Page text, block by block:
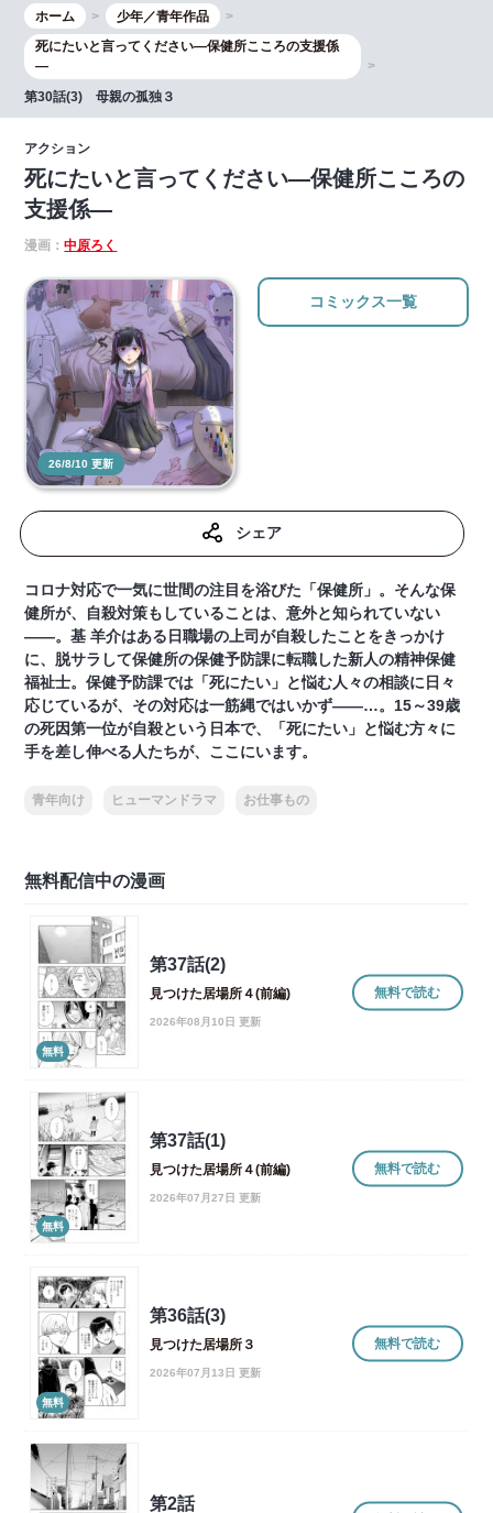
ホーム
少年／青年作品
死にたいと言ってください―保健所こころの支援係
―
第30話(3) 母親の孤独３
アクション
死にたいと言ってください―保健所こころの
支援係―
漫画：中原ろく
26/8/10 更新
コミックス一覧
シェア
コロナ対応で一気に世間の注目を浴びた「保健所」。そんな保
健所が、自殺対策もしていることは、意外と知られていない
――。基 羊介はある日職場の上司が自殺したことをきっかけ
に、脱サラして保健所の保健予防課に転職した新人の精神保健
福祉士。保健予防課では「死にたい」と悩む人々の相談に日々
応じているが、その対応は一筋縄ではいかず――…。15～39歳
の死因第一位が自殺という日本で、「死にたい」と悩む方々に
手を差し伸べる人たちが、ここにいます。
青年向け ヒューマンドラマ お仕事もの
無料配信中の漫画
無料
第37話(2)
見つけた居場所４(前編)
2026年08月10日 更新
無料で読む
無料
第37話(1)
見つけた居場所４(前編)
2026年07月27日 更新
無料で読む
無料
第36話(3)
見つけた居場所３
2026年07月13日 更新
無料で読む
第2話